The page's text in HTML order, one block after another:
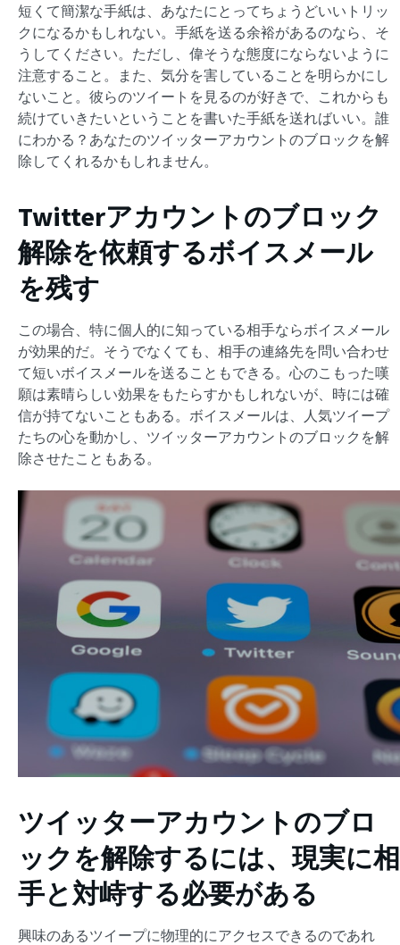
短くて簡潔な手紙は、あなたにとってちょうどいいトリッ
クになるかもしれない。手紙を送る余裕があるのなら、そ
うしてください。ただし、偉そうな態度にならないように
注意すること。また、気分を害していることを明らかにし
ないこと。彼らのツイートを見るのが好きで、これからも
続けていきたいということを書いた手紙を送ればいい。誰
にわかる？あなたのツイッターアカウントのブロックを解
除してくれるかもしれません。
Twitterアカウントのブロック
解除を依頼するボイスメール
を残す
この場合、特に個人的に知っている相手ならボイスメール
が効果的だ。そうでなくても、相手の連絡先を問い合わせ
て短いボイスメールを送ることもできる。心のこもった嘆
願は素晴らしい効果をもたらすかもしれないが、時には確
信が持てないこともある。ボイスメールは、人気ツイープ
たちの心を動かし、ツイッターアカウントのブロックを解
除させたこともある。
ツイッターアカウントのブロ
ックを解除するには、現実に相
手と対峙する必要がある
興味のあるツイープに物理的にアクセスできるのであれ